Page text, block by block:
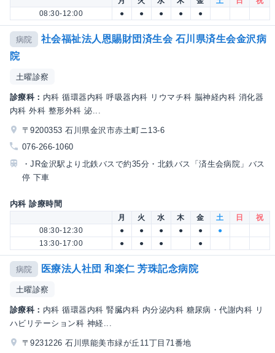
08:30-12:00
● ● ● ● ●
病院
社会福祉法人恩賜財団済生会 石川県済生会金沢病
院
土曜診察
診療科： 内科 循環器内科 呼吸器内科 リウマチ科 脳神経内科 消化器
内科 外科 整形外科 泌...
〒9200353 石川県金沢市赤土町ニ13-6
076-266-1060
・JR金沢駅より北鉄バスで約35分・北鉄バス「済生会病院」バス
停 下車
内科 診療時間
月 火 水 木 金 土 日
祝
08:30-12:30
● ● ● ● ●
●
13:30-17:00
● ● ● ●
病院 医療法人社団 和楽仁 芳珠記念病院
土曜診察
診療科： 内科 循環器内科 腎臓内科 内分泌内科 糖尿病・代謝内科 リ
ハビリテーション科 神経...
〒9231226 石川県能美市緑が丘11丁目71番地